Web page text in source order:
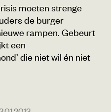
moeten strenge
de burger
rampen. Gebeurt
een
die niet wil én niet